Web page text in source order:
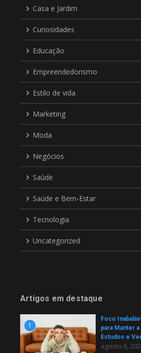
Casa e Jardim
Curiosidades
Educação
Empreendedorismo
Estilo de vida
Marketing
Moda
Negócios
Saúde
Saúde e Bem-Estar
Tecnologia
Uncategorized
Artigos em destaque
1
Foco
para Manter
Estudos e
agosto 6,